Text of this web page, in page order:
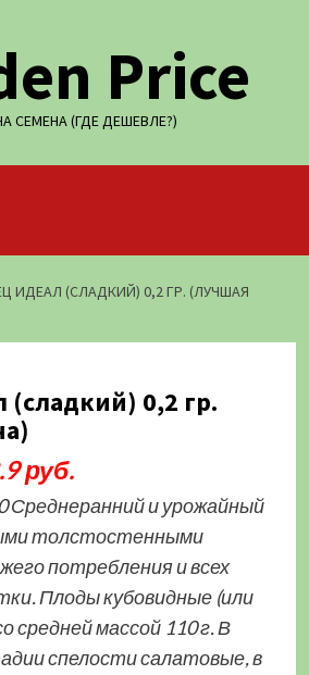
Price
СЕМЕНА (ГДЕ ДЕШЕВЛЕ?)
ИДЕАЛ (СЛАДКИЙ) 0,2 ГР. (ЛУЧШАЯ
(сладкий) 0,2 гр.
руб.
Среднеранний и урожайный
толстостенными
потребления и всех
Плоды кубовидные (или
средней массой 110 г. В
спелости салатовые, в